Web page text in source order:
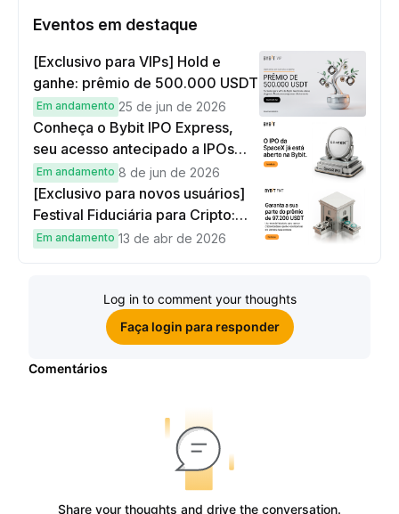
Eventos em destaque
[Exclusivo para VIPs] Hold e
ganhe: prêmio de 500.000 USDT
Em andamento 25 de jun de 2026
Conheça o Bybit IPO Express,
seu acesso antecipado a IPOs
globais
Em andamento 8 de jun de 2026
[Exclusivo para novos usuários]
Festival Fiduciária para Cripto:
complete tarefas simples e
Em andamento 13 de abr de 2026
Log in to comment your thoughts
Faça login para responder
Comentários
Share your thoughts and drive the conversation.